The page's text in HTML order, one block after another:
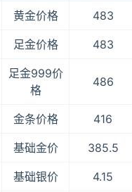
黄金价格 483
足金价格 483
足金999价
格
486
金条价格 416
基础金价 385.5
基础银价 4.15